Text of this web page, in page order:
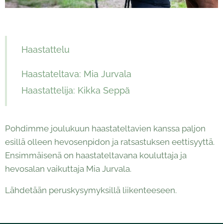
Haastattelu
Haastateltava: Mia Jurvala
Haastattelija: Kikka Seppä
Pohdimme joulukuun haastateltavien kanssa paljon
esillä olleen hevosenpidon ja ratsastuksen eettisyyttä.
Ensimmäisenä on haastateltavana kouluttaja ja
hevosalan vaikuttaja Mia Jurvala.
Lähdetään peruskysymyksillä liikenteeseen.